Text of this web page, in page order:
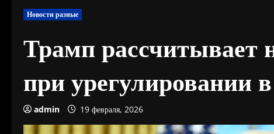
Новости разные
Трамп
при урегулировании
admin 19 февраля, 2026